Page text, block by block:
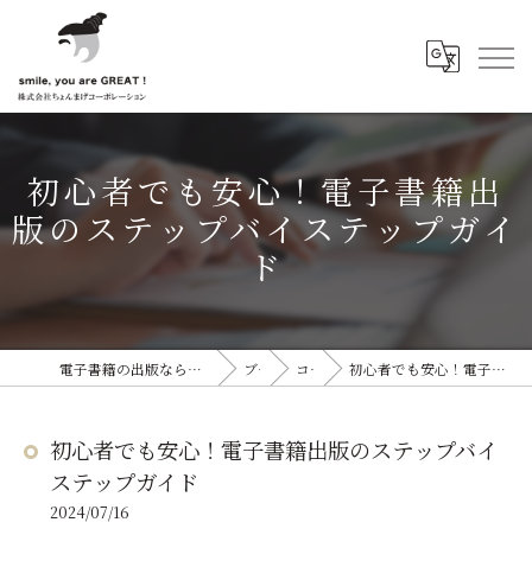
初心者でも安心！電子書籍出
版のステップバイステップガイ
ド
電子書籍の出版なら株式会社ちょんまげコーポレーション ブログ コラム 初心者でも安心！電子書籍出版のステップバイステップガイド
初心者でも安心！電子書籍出版のステップバイ
ステップガイド
2024/07/16